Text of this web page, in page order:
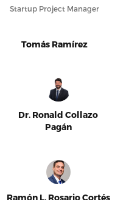
Startup Project Manager
Tomás Ramírez
Dr. Ronald Collazo
Pagán
Ramón L. Rosario Cortés